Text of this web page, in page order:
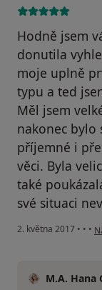
Hodně jsem
donutila
moje uplně
typu a ted
Měl jsem
nakonec bylo
příjemné i
věci. Byla
také
své situaci
2. května 2017 • • •
M.A. Hana